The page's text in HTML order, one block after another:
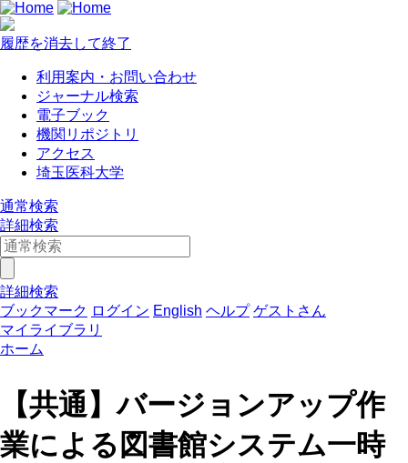
履歴を消去して終了
利用案内・お問い合わせ
ジャーナル検索
電子ブック
機関リポジトリ
アクセス
埼玉医科大学
通常検索
詳細検索
詳細検索
ブックマーク ログイン English ヘルプ ゲストさん
マイライブラリ
ホーム
【共通】バージョンアップ作
業による図書館システム一時